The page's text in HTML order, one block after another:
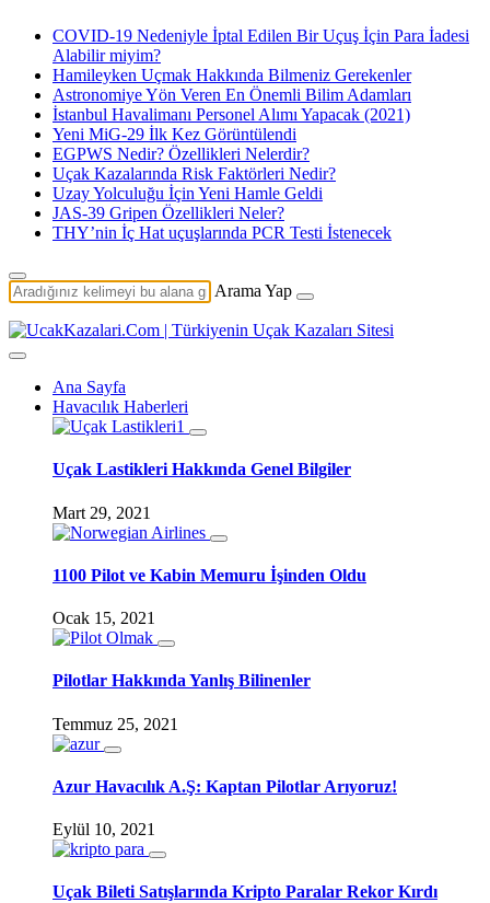
COVID-19 Nedeniyle İptal Edilen Bir Uçuş İçin Para İadesi
Alabilir miyim?
Hamileyken Uçmak Hakkında Bilmeniz Gerekenler
Astronomiye Yön Veren En Önemli Bilim Adamları
İstanbul Havalimanı Personel Alımı Yapacak (2021)
Yeni MiG-29 İlk Kez Görüntülendi
EGPWS Nedir? Özellikleri Nelerdir?
Uçak Kazalarında Risk Faktörleri Nedir?
Uzay Yolculuğu İçin Yeni Hamle Geldi
JAS-39 Gripen Özellikleri Neler?
THY’nin İç Hat uçuşlarında PCR Testi İstenecek
Arama Yap
Ana Sayfa
Havacılık Haberleri
Uçak Lastikleri Hakkında Genel Bilgiler
Mart 29, 2021
1100 Pilot ve Kabin Memuru İşinden Oldu
Ocak 15, 2021
Pilotlar Hakkında Yanlış Bilinenler
Temmuz 25, 2021
Azur Havacılık A.Ş: Kaptan Pilotlar Arıyoruz!
Eylül 10, 2021
Uçak Bileti Satışlarında Kripto Paralar Rekor Kırdı